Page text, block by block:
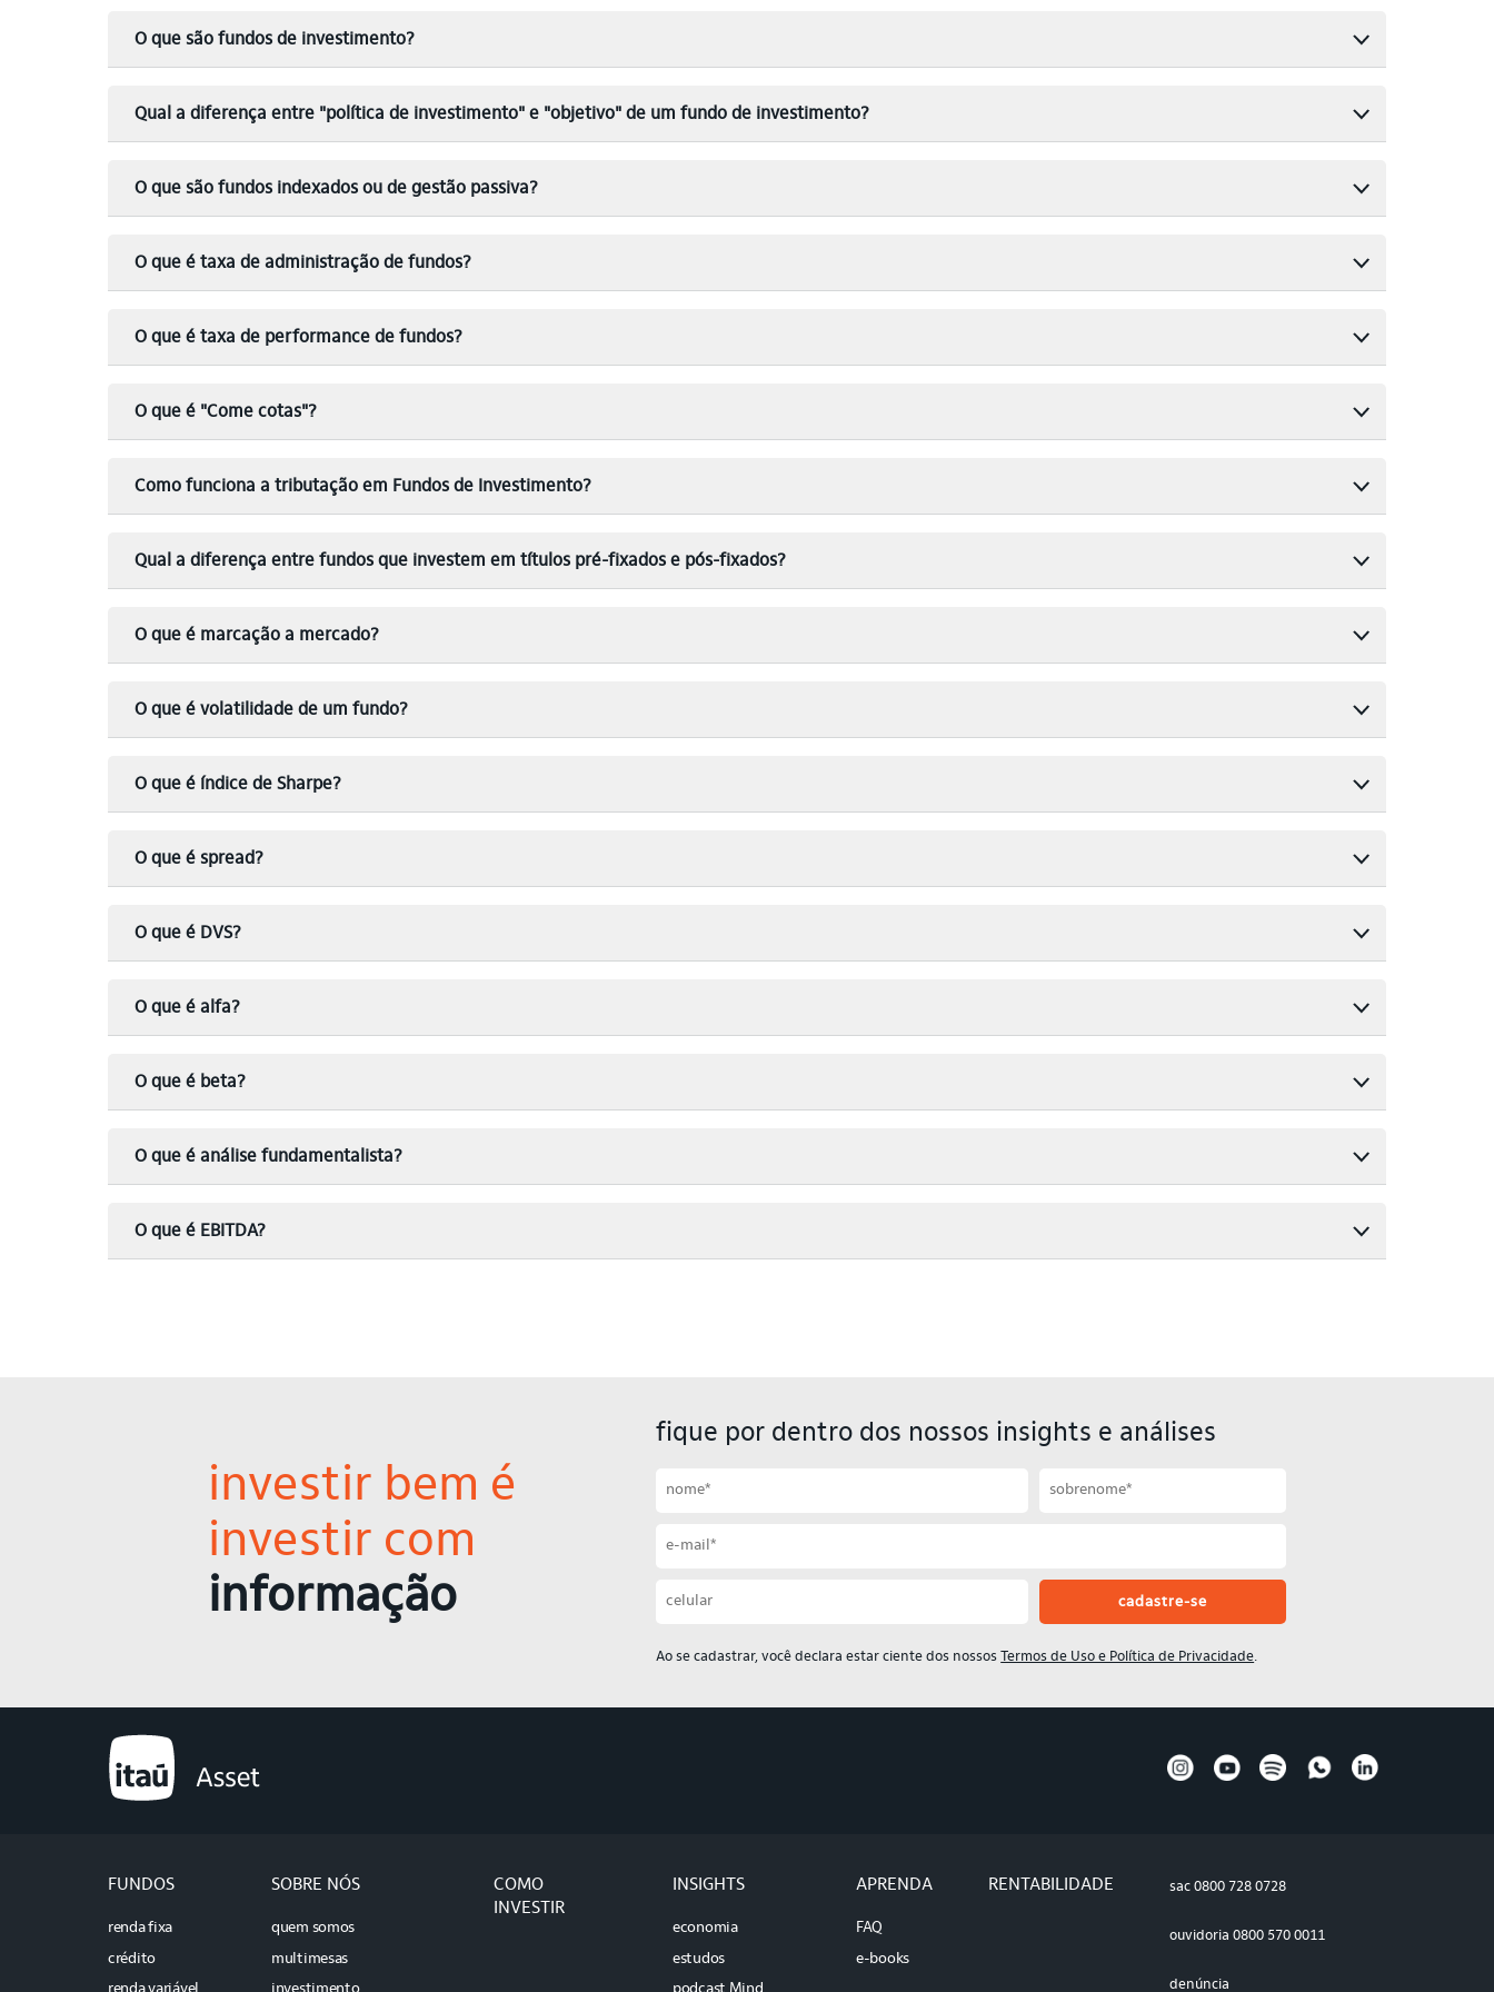
O que são fundos de investimento?
Qual a diferença entre "política de investimento" e "objetivo" de um fundo de investimento?
O que são fundos indexados ou de gestão passiva?
O que é taxa de administração de fundos?
O que é taxa de performance de fundos?
O que é "Come cotas"?
Como funciona a tributação em Fundos de Investimento?
Qual a diferença entre fundos que investem em títulos pré-fixados e pós-fixados?
O que é marcação a mercado?
O que é volatilidade de um fundo?
O que é índice de Sharpe?
O que é spread?
O que é DVS?
O que é alfa?
O que é beta?
O que é análise fundamentalista?
O que é EBITDA?
investir bem é
investir com
informação
fique por dentro dos nossos insights e análises
Ao se cadastrar, você declara estar ciente dos nossos Termos de Uso e Política de Privacidade.
FUNDOS
renda fixa
crédito
SOBRE NÓS
quem somos
multimesas
COMO
INVESTIR
INSIGHTS
economia
estudos
APRENDA
FAQ
e-books
RENTABILIDADE sac 0800 728 0728
ouvidoria 0800 570 0011
denúncia